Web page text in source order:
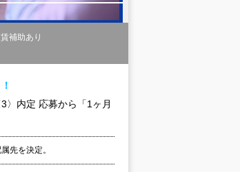
補助あり
〉内定 応募から「1ヶ月
先を決定。